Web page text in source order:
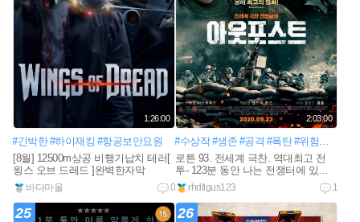
1:26:00
#긴박한 #하이재킹 #항공보안요원
[8월] 12500m상공 비행기납치 테러[
윙스 오브 드레드 ]완벽한자막
바다마울 0
2:03:00
#수상작 #생존 #공격 #폭탄 #위험한
로튼 93. 전세계 극찬. 역대최고 전
투- 123분 동안 나는 전쟁터에 있었
다 rhdtlgus123 1
25 26